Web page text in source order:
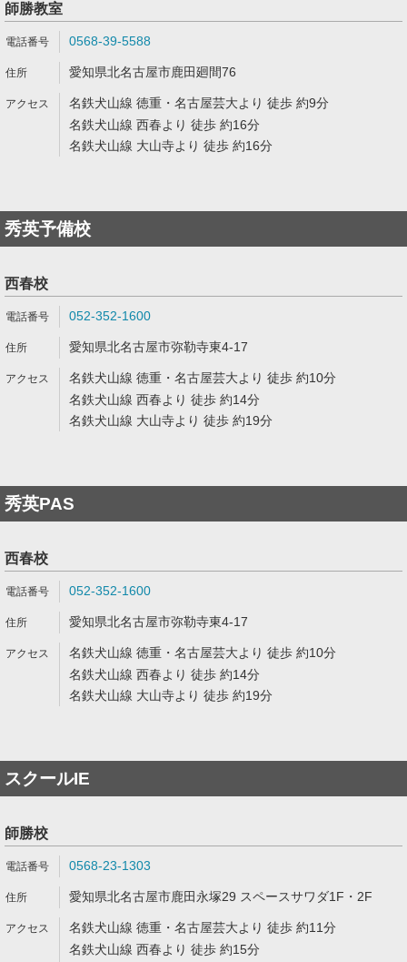
師勝教室
0568-39-5588
愛知県北名古屋市鹿田廻間76
名鉄犬山線 徳重・名古屋芸大より 徒歩 約9分
名鉄犬山線 西春より 徒歩 約16分
名鉄犬山線 大山寺より 徒歩 約16分
秀英予備校
西春校
052-352-1600
愛知県北名古屋市弥勒寺東4-17
名鉄犬山線 徳重・名古屋芸大より 徒歩 約10分
名鉄犬山線 西春より 徒歩 約14分
名鉄犬山線 大山寺より 徒歩 約19分
秀英PAS
西春校
052-352-1600
愛知県北名古屋市弥勒寺東4-17
名鉄犬山線 徳重・名古屋芸大より 徒歩 約10分
名鉄犬山線 西春より 徒歩 約14分
名鉄犬山線 大山寺より 徒歩 約19分
スクールIE
師勝校
0568-23-1303
愛知県北名古屋市鹿田永塚29 スペースサワダ1F・2F
名鉄犬山線 徳重・名古屋芸大より 徒歩 約11分
名鉄犬山線 西春より 徒歩 約15分